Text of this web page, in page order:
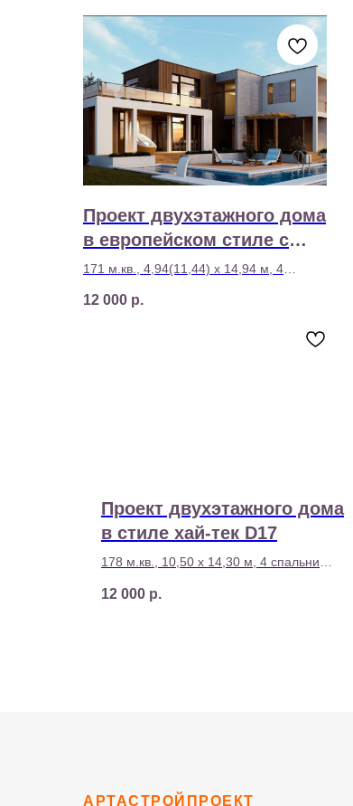
Проект двухэтажного дома
в европейском стиле с
подвалом D15
171 м.кв., 4,94(11,44) х 14,94 м, 4
Стоимость строительства - 7 390 000 р
12 000 р.
Проект двухэтажного дома
в стиле хай-тек D17
178 м.кв., 10,50 х 14,30 м, 4 спальни
12 000 р.
АРТАСТРОЙПРОЕКТ